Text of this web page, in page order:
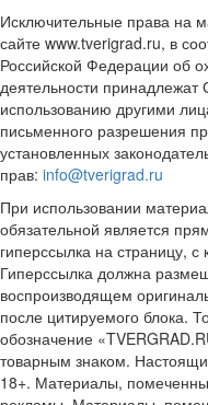
Исключительные права на
сайте www.tverigrad.ru, в
Российской Федерации об
деятельности
использованию другими
письменного разрешения
установленных
прав: info@tverigrad.ru
При использовании
обязательной является
гиперссылка на страницу,
Гиперссылка должна
воспроизводящем
после цитируемого блока.
обозначение
товарным знаком.
18+. Материалы,